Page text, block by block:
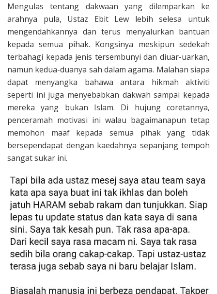
Mengulas tentang dakwaan yang dilemparkan ke
arahnya pula, Ustaz Ebit Lew lebih selesa untuk
mengendahkannya dan terus menyalurkan bantuan
kepada semua pihak. Kongsinya meskipun sedekah
terbahagi kepada jenis tersembunyi dan diuar-uarkan,
namun kedua-duanya sah dalam agama. Malahan siapa
dapat menyangka bahawa antara hikmah aktiviti
seperti ini juga menyebabkan dakwah sampai kepada
mereka yang bukan Islam. Di hujung coretannya,
penceramah motivasi ini walau bagaimanapun tetap
memohon maaf kepada semua pihak yang tidak
bersependapat dengan kaedahnya sepanjang tempoh
sangat sukar ini.